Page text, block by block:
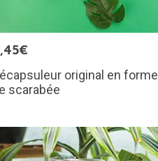
original en forme
scarabée